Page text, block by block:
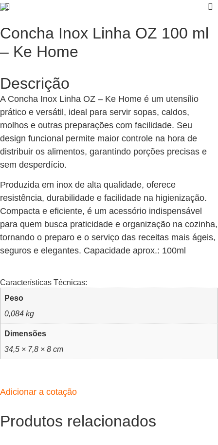
Concha Inox Linha OZ 100 ml
– Ke Home
Descrição
A Concha Inox Linha OZ – Ke Home é um utensílio
prático e versátil, ideal para servir sopas, caldos,
molhos e outras preparações com facilidade. Seu
design funcional permite maior controle na hora de
distribuir os alimentos, garantindo porções precisas e
sem desperdício.
Produzida em inox de alta qualidade, oferece
resistência, durabilidade e facilidade na higienização.
Compacta e eficiente, é um acessório indispensável
para quem busca praticidade e organização na cozinha,
tornando o preparo e o serviço das receitas mais ágeis,
seguros e elegantes. Capacidade aprox.: 100ml
Características Técnicas:
Peso
0,084 kg
Dimensões
34,5 × 7,8 × 8 cm
Adicionar a cotação
Produtos relacionados